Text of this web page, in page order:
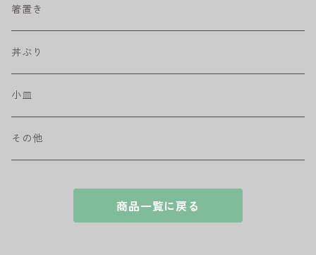
藍駒
ワビカップ
ハンディ小皿
和ミモザ
取皿
盛皿
カレー＆パスタ皿
フリーカップ
そば猪口
水差し
箸置き
丼ぶり
小皿
その他
商品一覧に戻る